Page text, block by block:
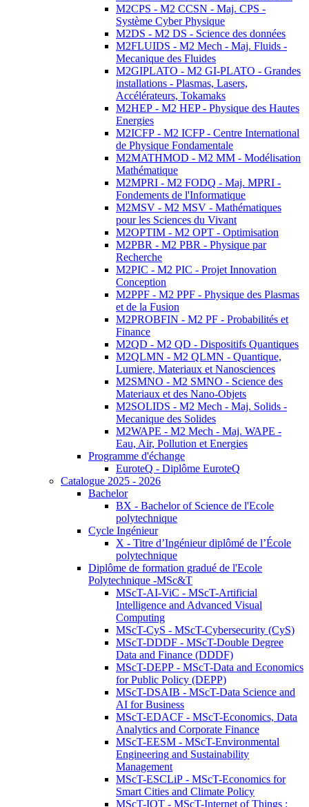
M2CPS - M2 CCSN - Maj. CPS -
Système Cyber Physique
M2DS - M2 DS - Science des données
M2FLUIDS - M2 Mech - Maj. Fluids -
Mecanique des Fluides
M2GIPLATO - M2 GI-PLATO - Grandes
installations - Plasmas, Lasers,
Accélérateurs, Tokamaks
M2HEP - M2 HEP - Physique des Hautes
Energies
M2ICFP - M2 ICFP - Centre International
de Physique Fondamentale
M2MATHMOD - M2 MM - Modélisation
Mathématique
M2MPRI - M2 FODQ - Maj. MPRI -
Fondements de l'Informatique
M2MSV - M2 MSV - Mathématiques
pour les Sciences du Vivant
M2OPTIM - M2 OPT - Optimisation
M2PBR - M2 PBR - Physique par
Recherche
M2PIC - M2 PIC - Projet Innovation
Conception
M2PPF - M2 PPF - Physique des Plasmas
et de la Fusion
M2PROBFIN - M2 PF - Probabilités et
Finance
M2QD - M2 QD - Dispositifs Quantiques
M2QLMN - M2 QLMN - Quantique,
Lumiere, Materiaux et Nanosciences
M2SMNO - M2 SMNO - Science des
Materiaux et des Nano-Objets
M2SOLIDS - M2 Mech - Maj. Solids -
Mecanique des Solides
M2WAPE - M2 Mech - Maj. WAPE -
Eau, Air, Pollution et Energies
Programme d'échange
EuroteQ - Diplôme EuroteQ
Catalogue 2025 - 2026
Bachelor
BX - Bachelor of Science de l'Ecole
polytechnique
Cycle Ingénieur
X - Titre d’Ingénieur diplômé de l’École
polytechnique
Diplôme de formation gradué de l'Ecole
Polytechnique -MSc&T
MScT-AI-ViC - MScT-Artificial
Intelligence and Advanced Visual
Computing
MScT-CyS - MScT-Cybersecurity (CyS)
MScT-DDDF - MScT-Double Degree
Data and Finance (DDDF)
MScT-DEPP - MScT-Data and Economics
for Public Policy (DEPP)
MScT-DSAIB - MScT-Data Science and
AI for Business
MScT-EDACF - MScT-Economics, Data
Analytics and Corporate Finance
MScT-EESM - MScT-Environmental
Engineering and Sustainability
Management
MScT-ESCLiP - MScT-Economics for
Smart Cities and Climate Policy
MScT-IOT - MScT-Internet of Things :